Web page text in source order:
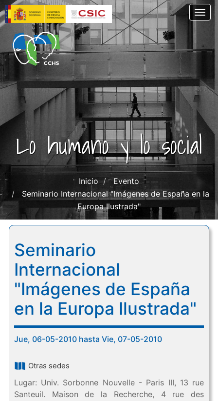
Pasar
al
contenido
principal
Lo humano y lo social
Inicio
Evento
Seminario Internacional "Imágenes de España en la
Europa Ilustrada"
Seminario
Internacional
"Imágenes de España
en la Europa Ilustrada"
Jue, 06-05-2010 hasta Vie, 07-05-2010
Otras sedes
Lugar: Univ. Sorbonne Nouvelle - Paris III, 13 rue
Santeuil. Maison de la Recherche, 4 rue des